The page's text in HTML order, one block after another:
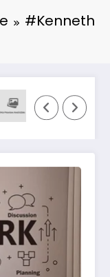
#Kenneth
Luka
Besar di